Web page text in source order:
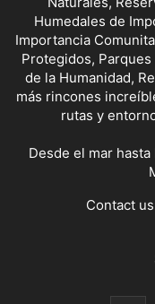
Humedales de
Importancia
Protegidos,
de la Humanidad,
más rincones
rutas y
Desde el mar
Contact